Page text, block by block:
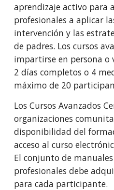
aprendizaje activo para
profesionales a aplicar
intervención y las
de padres. Los cursos
impartirse en persona
2 días completos o 4
máximo de 20
Los Cursos Avanzados
organizaciones
disponibilidad del
acceso al curso
El conjunto de
profesionales debe
para cada participante.